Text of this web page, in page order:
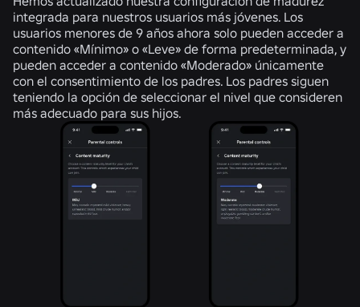
integrada para nuestros usuarios más jóvenes. Los
usuarios menores de 9 años ahora solo pueden acceder a
contenido «Mínimo» o «Leve» de forma predeterminada, y
pueden acceder a contenido «Moderado» únicamente
con el consentimiento de los padres. Los padres siguen
teniendo la opción de seleccionar el nivel que consideren
más adecuado para sus hijos.